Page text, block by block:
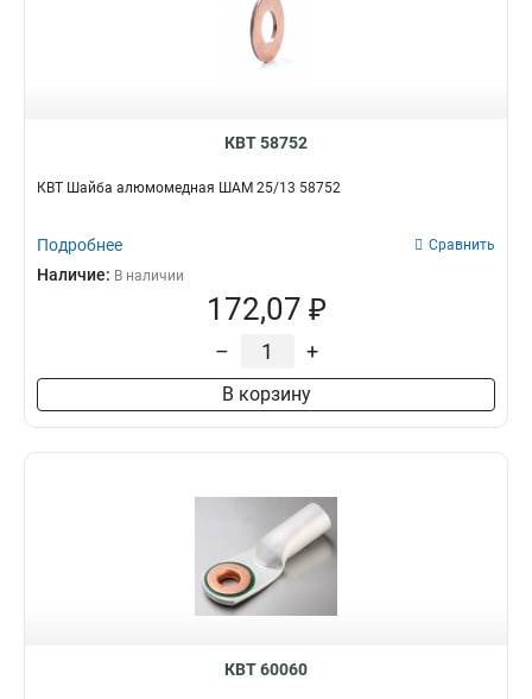
КВТ 58752
КВТ Шайба алюмомедная ШАМ 25/13 58752
Подробнее Сравнить
Наличие: В наличии
172,07 ₽
– +
В корзину
КВТ 60060